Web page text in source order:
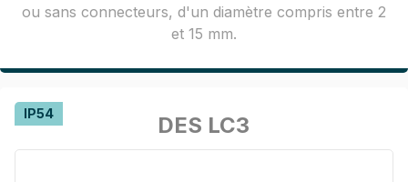
ou sans connecteurs, d'un diamètre compris entre 2
et 15 mm.
DES LC3
IP54